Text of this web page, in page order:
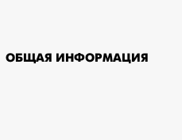
ОБЩАЯ ИНФОРМАЦИЯ